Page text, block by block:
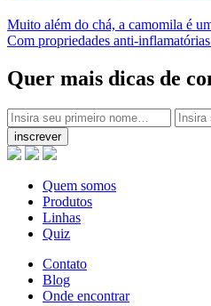
Muito além do chá, a camomila é
Com propriedades anti-
Quer mais dicas de
inscrever
Quem somos
Produtos
Linhas
Quiz
Contato
Blog
Onde encontrar